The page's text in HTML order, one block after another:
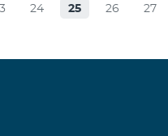
24 25 26 27